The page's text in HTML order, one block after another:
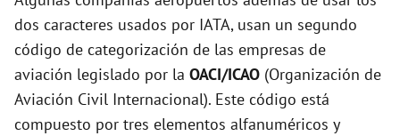
dos caracteres usados por IATA, usan un segundo
código de categorización de las empresas de
aviación legislado por la OACI/ICAO (Organización de
Aviación Civil Internacional). Este código está
compuesto por tres elementos alfanuméricos y